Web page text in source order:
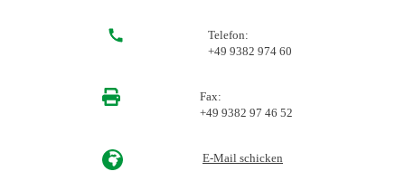
Telefon:
+49 9382 974 60
Fax:
+49 9382 97 46 52
E-Mail schicken